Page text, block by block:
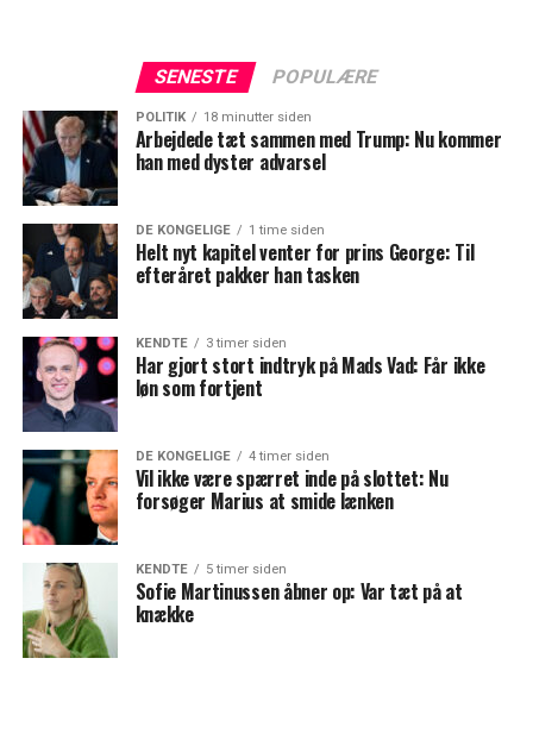
SENESTE POPULÆRE
POLITIK 18 minutter siden
Arbejdede tæt sammen med Trump: Nu kommer
han med dyster advarsel
DE KONGELIGE 1 time siden
Helt nyt kapitel venter for prins George: Til
efteråret pakker han tasken
KENDTE 3 timer siden
Har gjort stort indtryk på Mads Vad: Får ikke
løn som fortjent
DE KONGELIGE 4 timer siden
Vil ikke være spærret inde på slottet: Nu
forsøger Marius at smide lænken
KENDTE 5 timer siden
Sofie Martinussen åbner op: Var tæt på at
knække